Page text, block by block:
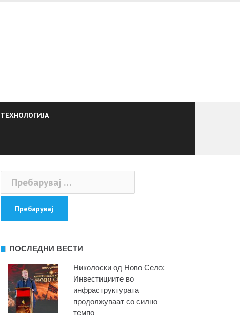
ТЕХНОЛОГИЈА
Пребарувај
за:
ПОСЛЕДНИ ВЕСТИ
Николоски од Ново Село:
Инвестициите во
инфраструктурата
продолжуваат со силно
темпо